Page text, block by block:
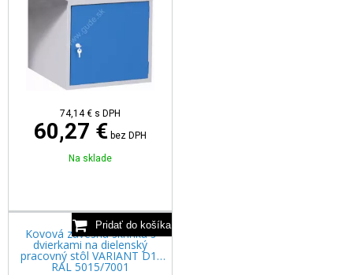
74,14 € s DPH
60,27 € bez DPH
Na sklade
Kovová závesná skrinka s
dvierkami na dielenský
pracovný stôl VARIANT D1,
RAL 5015/7001